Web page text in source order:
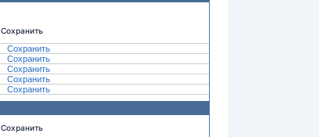
Сохранить
Сохранить
Сохранить
Сохранить
Сохранить
Сохранить
Сохранить